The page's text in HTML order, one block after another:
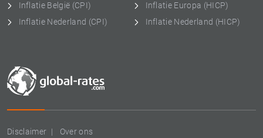
Disclaimer Over ons
Inflatie België (CPI)
Inflatie Nederland (CPI)
Inflatie Europa (HICP)
Inflatie Nederland (HICP)